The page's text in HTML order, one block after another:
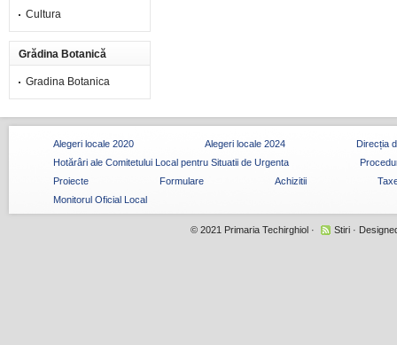
Cultura
Grădina Botanică
Gradina Botanica
Alegeri locale 2020 Alegeri locale 2024
Direcția
Hotărâri ale Comitetului Local pentru Situatii de Urgenta
Proiecte
Formulare Achizitii
Monitorul Oficial Local
© 2021 Primaria Techirghiol· Stiri·